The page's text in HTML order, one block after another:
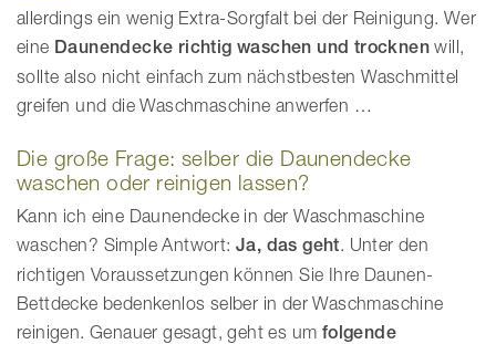
allerdings ein wenig Extra-Sorgfalt bei der Reinigung. Wer
eine Daunendecke richtig waschen und trocknen will,
sollte also nicht einfach zum nächstbesten Waschmittel
greifen und die Waschmaschine anwerfen …
Die große Frage: selber die Daunendecke
waschen oder reinigen lassen?
Kann ich eine Daunendecke in der Waschmaschine
waschen? Simple Antwort: Ja, das geht. Unter den
richtigen Voraussetzungen können Sie Ihre Daunen-
Bettdecke bedenkenlos selber in der Waschmaschine
reinigen. Genauer gesagt, geht es um folgende